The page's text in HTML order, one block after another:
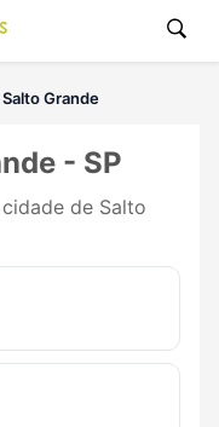
Grande
- SP
de Salto